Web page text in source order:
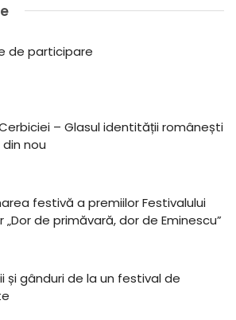
de participare
– Glasul identității românești
nou
festivă a premiilor Festivalului
„Dor de primăvară, dor de Eminescu”
și gânduri de la un festival de